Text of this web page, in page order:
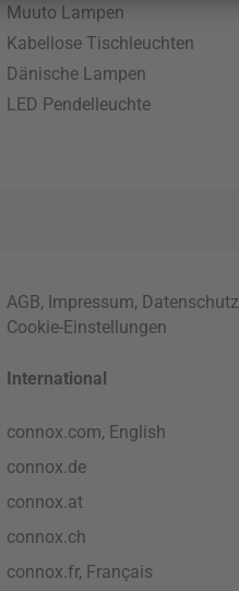
Muuto Lampen
Kabellose Tischleuchten
Dänische Lampen
LED Pendelleuchte
AGB, Impressum, Datenschutz
Cookie-Einstellungen
International
connox.com, English
connox.de
connox.at
connox.ch
connox.fr, Français